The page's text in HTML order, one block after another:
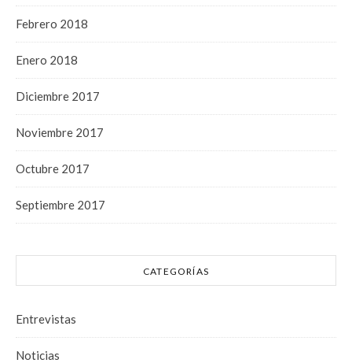
Febrero 2018
Enero 2018
Diciembre 2017
Noviembre 2017
Octubre 2017
Septiembre 2017
CATEGORÍAS
Entrevistas
Noticias